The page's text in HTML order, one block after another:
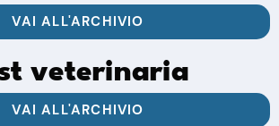
VAI ALL'ARCHIVIO
veterinaria
VAI ALL'ARCHIVIO